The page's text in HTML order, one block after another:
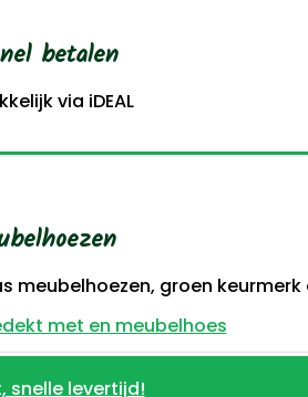
betalen
meubelhoezen, groen
snelle levertijd!